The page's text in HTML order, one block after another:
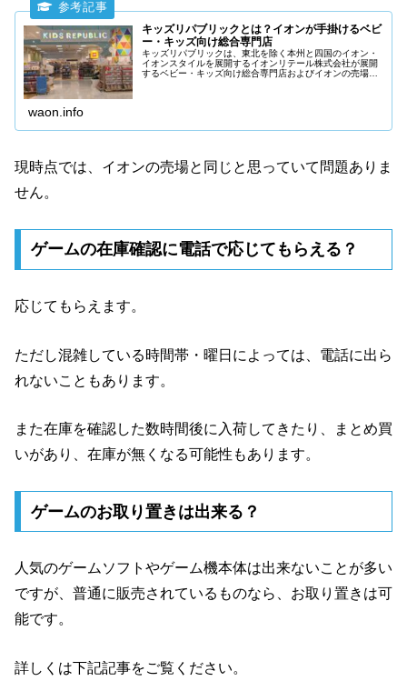
キッズリパブリックとは？イオンが手掛けるベビ
ー・キッズ向け総合専門店
キッズリパブリックは、東北を除く本州と四国のイオン・
イオンスタイルを展開するイオンリテール株式会社が展開
するベビー・キッズ向け総合専門店およびイオンの売場で
waon.info
現時点では、イオンの売場と同じと思っていて問題ありま
せん。
ゲームの在庫確認に電話で応じてもらえる？
応じてもらえます。
ただし混雑している時間帯・曜日によっては、電話に出ら
れないこともあります。
また在庫を確認した数時間後に入荷してきたり、まとめ買
いがあり、在庫が無くなる可能性もあります。
ゲームのお取り置きは出来る？
人気のゲームソフトやゲーム機本体は出来ないことが多い
ですが、普通に販売されているものなら、お取り置きは可
能です。
詳しくは下記記事をご覧ください。